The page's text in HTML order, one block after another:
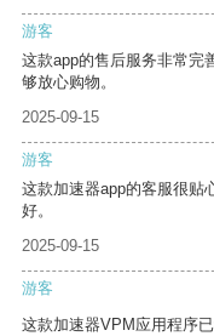
游客
这款app的售后服务非常完
够放心购物。
2025-09-15
游客
这款加速器app的客服很贴
好。
2025-09-15
游客
这款加速器VPM应用程序